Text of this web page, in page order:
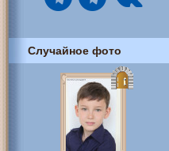
Случайное фото